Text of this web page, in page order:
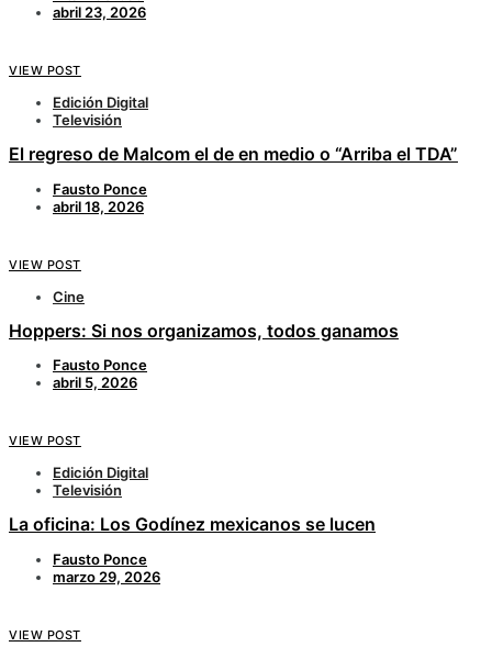
abril 23, 2026
VIEW POST
Edición Digital
Televisión
El regreso de Malcom el de en medio o “Arriba el TDA”
Fausto Ponce
abril 18, 2026
VIEW POST
Cine
Hoppers: Si nos organizamos, todos ganamos
Fausto Ponce
abril 5, 2026
VIEW POST
Edición Digital
Televisión
La oficina: Los Godínez mexicanos se lucen
Fausto Ponce
marzo 29, 2026
VIEW POST